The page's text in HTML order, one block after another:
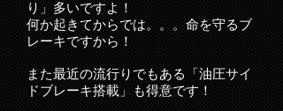
り」多いですよ！
何か起きてからでは。。。命を守るブ
レーキですから！
また最近の流行りでもある「油圧サイ
ドブレーキ搭載」も得意です！